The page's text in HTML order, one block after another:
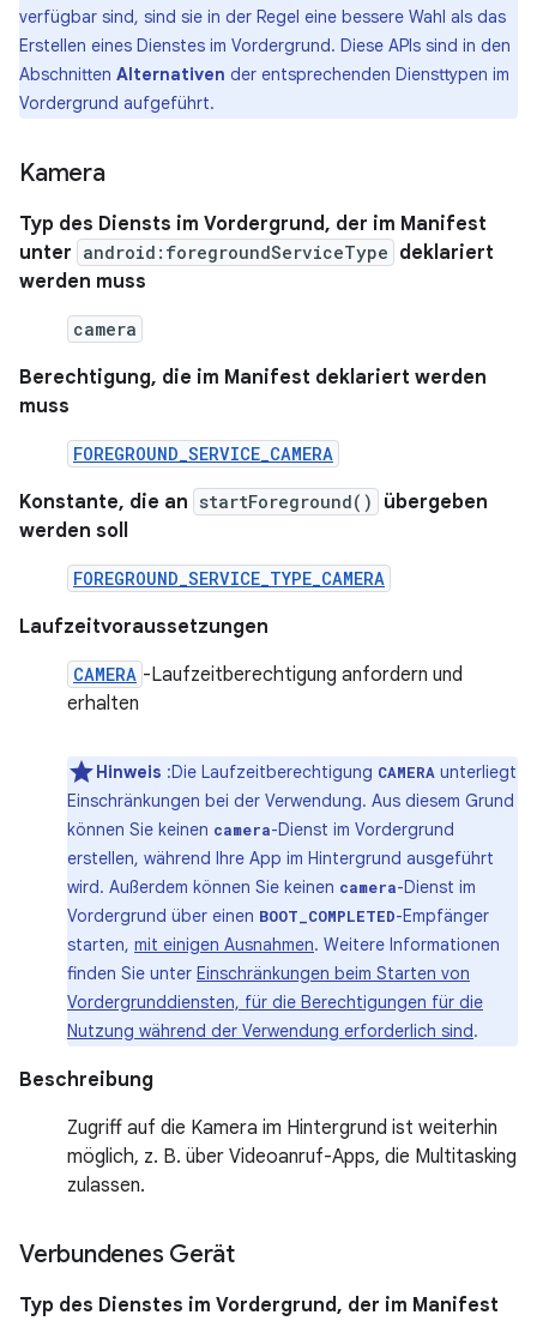
verfügbar sind, sind sie in der Regel eine bessere Wahl als das
Erstellen eines Dienstes im Vordergrund. Diese APIs sind in den
Abschnitten Alternativen der entsprechenden Diensttypen im
Vordergrund aufgeführt.
Kamera
Typ des Diensts im Vordergrund, der im Manifest
unter android:foregroundServiceType deklariert
werden muss
camera
Berechtigung, die im Manifest deklariert werden
muss
FOREGROUND_SERVICE_CAMERA
Konstante, die an startForeground()
übergeben
werden soll
FOREGROUND_SERVICE_TYPE_CAMERA
Laufzeitvoraussetzungen
CAMERA -Laufzeitberechtigung anfordern und
erhalten
Hinweis :Die Laufzeitberechtigung CAMERA unterliegt
Einschränkungen bei der Verwendung. Aus diesem Grund
können Sie keinen camera-Dienst im Vordergrund
erstellen, während Ihre App im Hintergrund ausgeführt
wird. Außerdem können Sie keinen camera-Dienst im
Vordergrund über einen BOOT_COMPLETED-Empfänger
starten, mit einigen Ausnahmen. Weitere Informationen
finden Sie unter Einschränkungen beim Starten von
Vordergrunddiensten, für die Berechtigungen für die
Nutzung während der Verwendung erforderlich sind.
Beschreibung
Zugriff auf die Kamera im Hintergrund ist weiterhin
möglich, z. B. über Videoanruf-Apps, die Multitasking
zulassen.
Verbundenes Gerät
Typ des Dienstes im Vordergrund, der im Manifest